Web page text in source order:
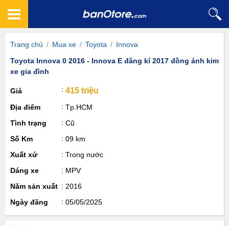
Trang chủ / Mua xe / Toyota / Innova
Toyota Innova 0 2016 - Innova E đăng kí 2017 đồng ánh kim
xe gia đình
Giá 415 triệu
Địa điểm
Tp.HCM
Tình trạng
Cũ
Số Km
09 km
Xuất xứ
Trong nước
Dáng xe
MPV
Năm sản xuất
2016
Ngày đăng
05/05/2025